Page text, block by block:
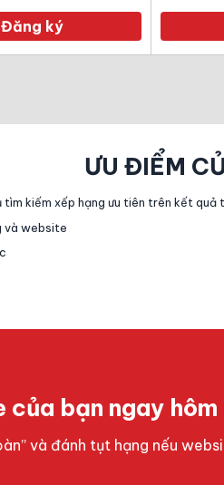
Đăng ký
ƯU ĐIỂM
kiếm xếp hạng ưu tiên trên kết quả
và website
bạn ngay hôm
và đánh tụt hạng nếu